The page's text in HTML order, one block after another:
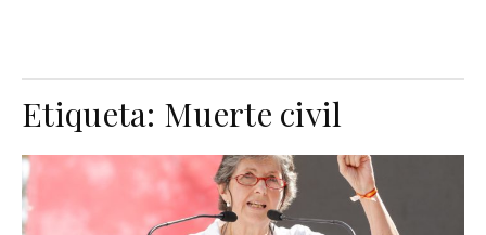
Etiqueta: Muerte civil